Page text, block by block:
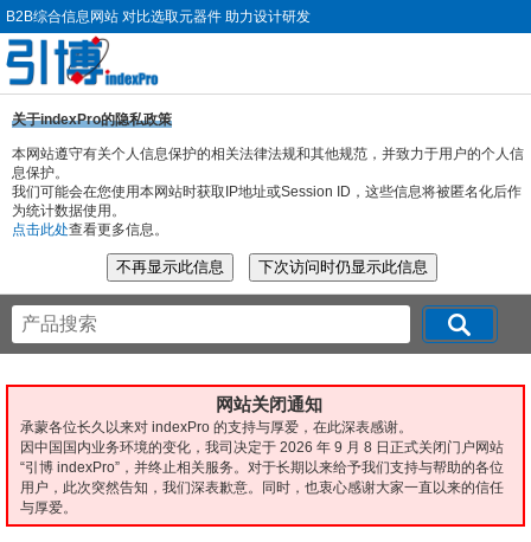
B2B综合信息网站 对比选取元器件 助力设计研发
关于indexPro的隐私政策
本网站遵守有关个人信息保护的相关法律法规和其他规范，并致力于用户的个人信
息保护。
我们可能会在您使用本网站时获取IP地址或Session ID，这些信息将被匿名化后作
为统计数据使用。
点击此处查看更多信息。
网站关闭通知
承蒙各位长久以来对 indexPro 的支持与厚爱，在此深表感谢。
因中国国内业务环境的变化，我司决定于 2026 年 9 月 8 日正式关闭门户网站
“引博 indexPro”，并终止相关服务。对于长期以来给予我们支持与帮助的各位
用户，此次突然告知，我们深表歉意。同时，也衷心感谢大家一直以来的信任
与厚爱。